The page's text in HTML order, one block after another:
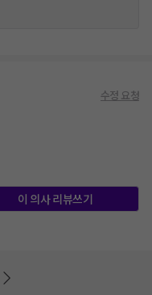
수정 요청
이 의사 리뷰쓰기